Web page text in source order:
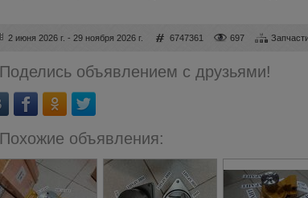
2 июня 2026 г. - 29 ноября 2026 г. 6747361 697
Поделись объявлением с друзьями!
Похожие объявления: